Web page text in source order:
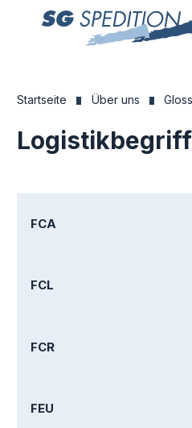
Startseite Über uns
FCA
FCL
FCR
FEU